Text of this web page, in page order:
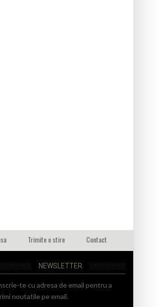
Trimite o stire Contact
NEWSLETTER
te cu adresa de email pentru a
noutatile pe email.